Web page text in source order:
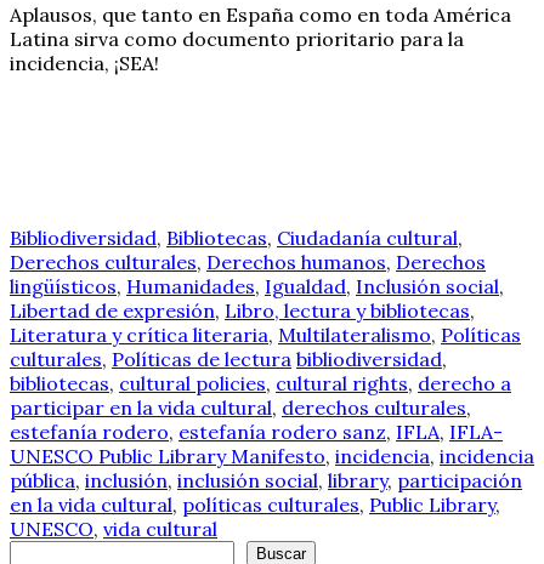
Aplausos, que tanto en España como en toda América
Latina sirva como documento prioritario para la
incidencia, ¡SEA!
Bibliodiversidad, Bibliotecas, Ciudadanía cultural,
Derechos culturales, Derechos humanos, Derechos
lingüísticos, Humanidades, Igualdad, Inclusión social,
Libertad de expresión, Libro, lectura y bibliotecas,
Literatura y crítica literaria, Multilateralismo, Políticas
culturales, Políticas de lectura bibliodiversidad,
bibliotecas, cultural policies, cultural rights, derecho a
participar en la vida cultural, derechos culturales,
estefanía rodero, estefanía rodero sanz, IFLA, IFLA-
UNESCO Public Library Manifesto, incidencia, incidencia
pública, inclusión, inclusión social, library, participación
en la vida cultural, políticas culturales, Public Library,
UNESCO, vida cultural
Buscar